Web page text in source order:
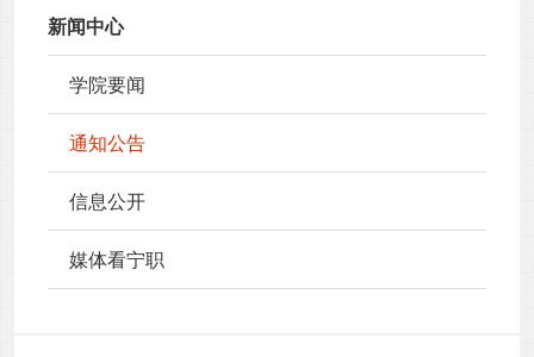
新闻中心
学院要闻
通知公告
信息公开
媒体看宁职